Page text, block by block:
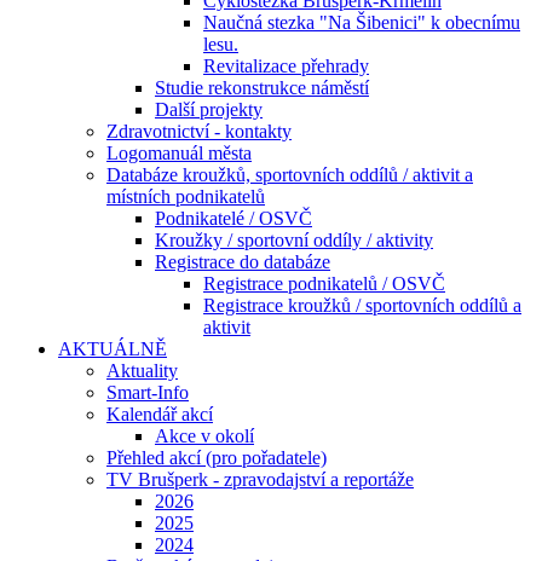
Naučná stezka "Na Šibenici" k obecnímu
lesu.
Revitalizace přehrady
Studie rekonstrukce náměstí
Další projekty
Zdravotnictví - kontakty
Logomanuál města
Databáze kroužků, sportovních oddílů / aktivit a
místních podnikatelů
Podnikatelé / OSVČ
Kroužky / sportovní oddíly / aktivity
Registrace do databáze
Registrace podnikatelů / OSVČ
Registrace kroužků / sportovních oddílů a
aktivit
AKTUÁLNĚ
Aktuality
Smart-Info
Kalendář akcí
Akce v okolí
Přehled akcí (pro pořadatele)
TV Brušperk - zpravodajství a reportáže
2026
2025
2024